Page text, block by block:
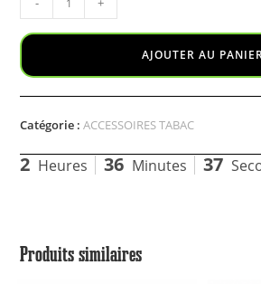
AJOUTER AU
Catégorie :ACCESSOIRES TABAC
2 Heures 36 Minutes 37
Produits similaires